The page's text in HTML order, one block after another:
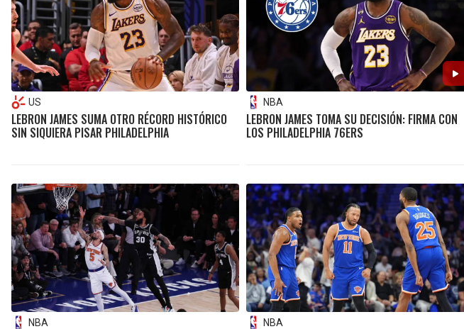
US
LEBRON JAMES SUMA OTRO RÉCORD HISTÓRICO
SIN SIQUIERA PISAR PHILADELPHIA
NBA
LEBRON JAMES TOMA SU DECISIÓN: FIRMA CON
LOS PHILADELPHIA 76ERS
NBA NBA